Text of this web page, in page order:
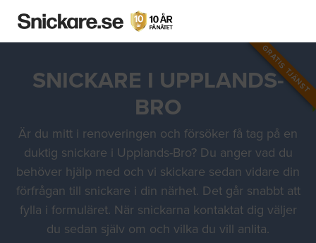
GRATIS TJÄNST
SNICKARE I UPPLANDS-
BRO
Är du mitt i renoveringen och försöker få tag på en
duktig snickare i Upplands-Bro? Du anger vad du
behöver hjälp med och vi skickare sedan vidare din
förfrågan till snickare i din närhet. Det går snabbt att
fylla i formuläret. När snickarna kontaktat dig väljer
du sedan själv om och vilka du vill anlita.